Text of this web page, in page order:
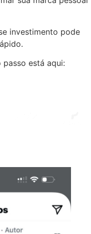
investimento pode
está aqui: